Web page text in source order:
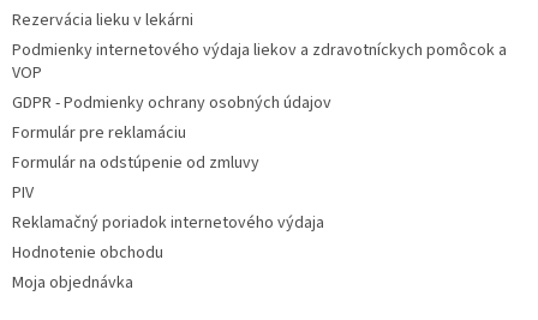
Rezervácia lieku v lekárni
Podmienky internetového výdaja liekov a zdravotníckych pomôcok a
VOP
GDPR - Podmienky ochrany osobných údajov
Formulár pre reklamáciu
Formulár na odstúpenie od zmluvy
PIV
Reklamačný poriadok internetového výdaja
Hodnotenie obchodu
Moja objednávka